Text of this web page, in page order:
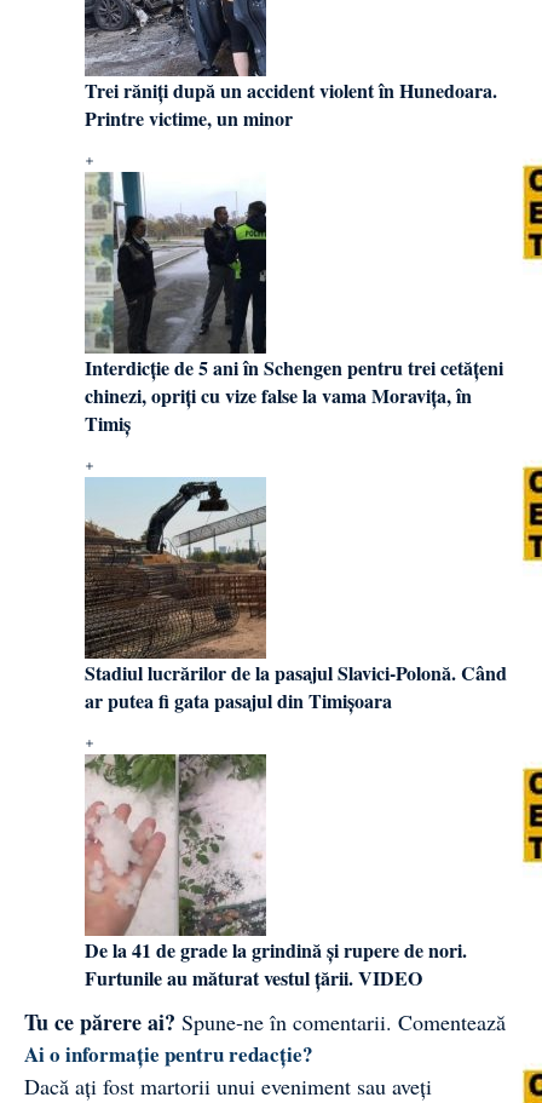
Trei răniți după un accident violent în Hunedoara.
Printre victime, un minor
Interdicție de 5 ani în Schengen pentru trei cetățeni
chinezi, opriți cu vize false la vama Moravița, în
Timiș
Stadiul lucrărilor de la pasajul Slavici-Polonă. Când
ar putea fi gata pasajul din Timișoara
De la 41 de grade la grindină și rupere de nori.
Furtunile au măturat vestul țării. VIDEO
Tu ce părere ai? Spune-ne în comentarii. Comentează
Ai o informație pentru redacție?
Dacă ați fost martorii unui eveniment sau aveți